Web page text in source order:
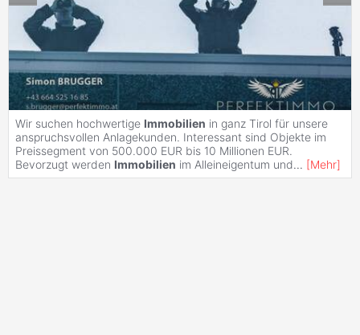
Wir suchen hochwertige Immobilien in ganz Tirol für unsere
anspruchsvollen Anlagekunden. Interessant sind Objekte im
Preissegment von 500.000 EUR bis 10 Millionen EUR.
Bevorzugt werden Immobilien im Alleineigentum und... [Mehr]